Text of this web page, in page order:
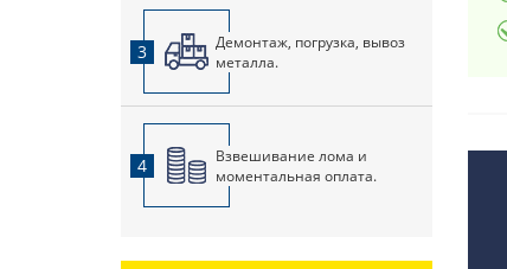
3
Демонтаж, погрузка, вывоз
металла.
4
Взвешивание лома и
моментальная оплата.